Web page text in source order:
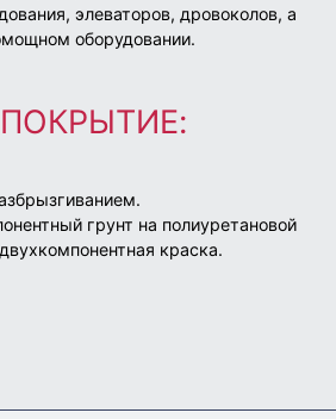
элеваторов, дровоколов, а
оборудовании.
грунт на полиуретановой
краска.